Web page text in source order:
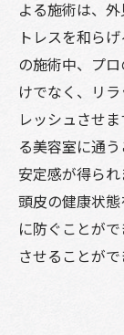
よる施術は、
トレスを和ら
の施術中、プ
けでなく、リ
レッシュさせ
る美容室に通
安定感が得ら
頭皮の健康状
に防ぐことが
させることがで